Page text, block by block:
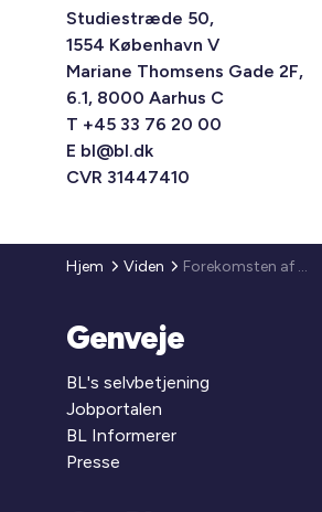
Studiestræde 50,
1554 København V
Mariane Thomsens Gade 2F,
6.1, 8000 Aarhus C
T +45 33 76 20 00
E bl@bl.dk
CVR 31447410
Hjem Viden Forekomsten af beboere med type 2-diabetes
Genveje
BL's selvbetjening
Jobportalen
BL Informerer
Presse